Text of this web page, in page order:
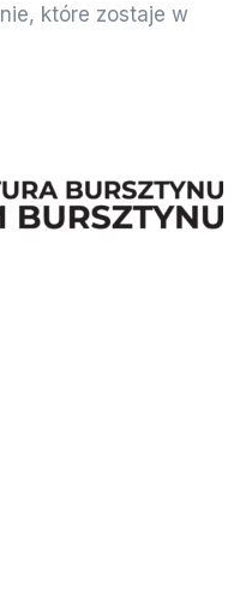
które zostaje w